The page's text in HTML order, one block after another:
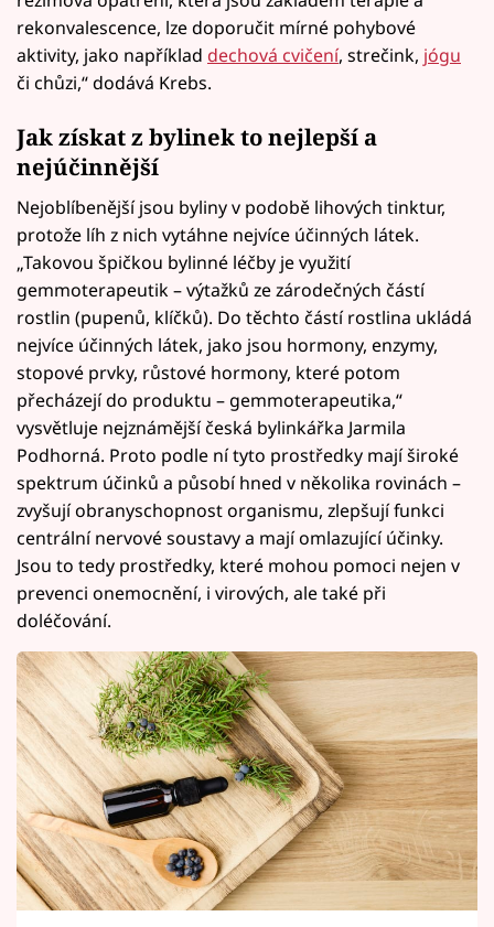
rekonvalescence, lze doporučit mírné pohybové
aktivity, jako například dechová cvičení, strečink, jógu
či chůzi,“ dodává Krebs.
Jak získat z bylinek to nejlepší a
nejúčinnější
Nejoblíbenější jsou byliny v podobě lihových tinktur,
protože líh z nich vytáhne nejvíce účinných látek.
„Takovou špičkou bylinné léčby je využití
gemmoterapeutik – výtažků ze zárodečných částí
rostlin (pupenů, klíčků). Do těchto částí rostlina ukládá
nejvíce účinných látek, jako jsou hormony, enzymy,
stopové prvky, růstové hormony, které potom
přecházejí do produktu – gemmoterapeutika,“
vysvětluje nejznámější česká bylinkářka Jarmila
Podhorná. Proto podle ní tyto prostředky mají široké
spektrum účinků a působí hned v několika rovinách –
zvyšují obranyschopnost organismu, zlepšují funkci
centrální nervové soustavy a mají omlazující účinky.
Jsou to tedy prostředky, které mohou pomoci nejen v
prevenci onemocnění, i virových, ale také při
doléčování.